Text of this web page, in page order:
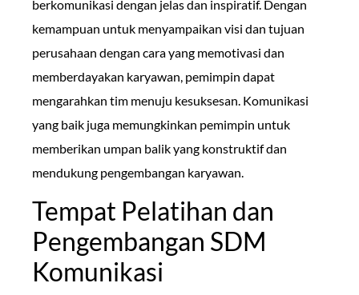
berkomunikasi dengan jelas dan inspiratif. Dengan
kemampuan untuk menyampaikan visi dan tujuan
perusahaan dengan cara yang memotivasi dan
memberdayakan karyawan, pemimpin dapat
mengarahkan tim menuju kesuksesan. Komunikasi
yang baik juga memungkinkan pemimpin untuk
memberikan umpan balik yang konstruktif dan
mendukung pengembangan karyawan.
Tempat Pelatihan dan
Pengembangan SDM
Komunikasi